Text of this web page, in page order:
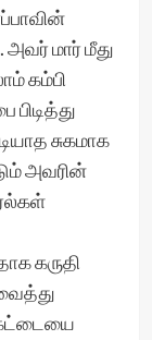
அவர் மார் மீது
கம்பி
சுகமாக
அவரின்
கருதி